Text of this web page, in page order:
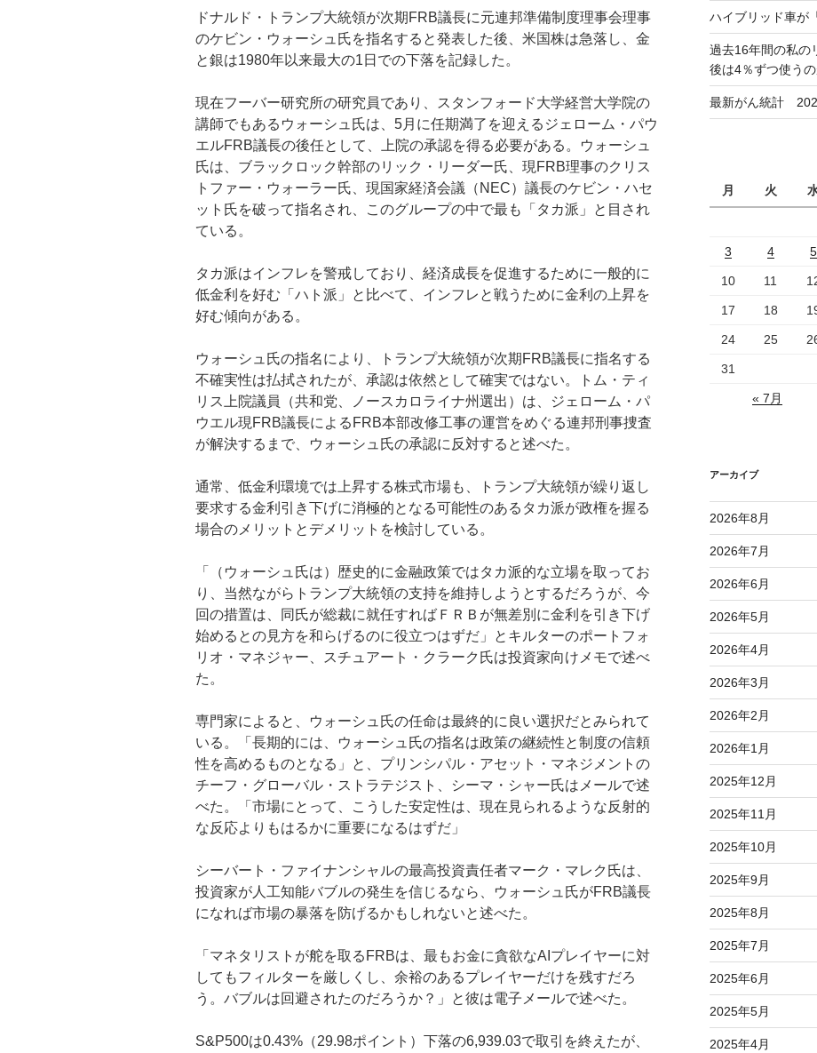
ドナルド・トランプ大統領が次期FRB議長に元連邦準備制度理事会理事
のケビン・ウォーシュ氏を指名すると発表した後、米国株は急落し、金
と銀は1980年以来最大の1日での下落を記録した。
現在フーバー研究所の研究員であり、スタンフォード大学経営大学院の
講師でもあるウォーシュ氏は、5月に任期満了を迎えるジェローム・パウ
エルFRB議長の後任として、上院の承認を得る必要がある。ウォーシュ
氏は、ブラックロック幹部のリック・リーダー氏、現FRB理事のクリス
トファー・ウォーラー氏、現国家経済会議（NEC）議長のケビン・ハセ
ット氏を破って指名され、このグループの中で最も「タカ派」と目され
ている。
タカ派はインフレを警戒しており、経済成長を促進するために一般的に
低金利を好む「ハト派」と比べて、インフレと戦うために金利の上昇を
好む傾向がある。
ウォーシュ氏の指名により、トランプ大統領が次期FRB議長に指名する
不確実性は払拭されたが、承認は依然として確実ではない。トム・ティ
リス上院議員（共和党、ノースカロライナ州選出）は、ジェローム・パ
ウエル現FRB議長によるFRB本部改修工事の運営をめぐる連邦刑事捜査
が解決するまで、ウォーシュ氏の承認に反対すると述べた。
通常、低金利環境では上昇する株式市場も、トランプ大統領が繰り返し
要求する金利引き下げに消極的となる可能性のあるタカ派が政権を握る
場合のメリットとデメリットを検討している。
「（ウォーシュ氏は）歴史的に金融政策ではタカ派的な立場を取ってお
り、当然ながらトランプ大統領の支持を維持しようとするだろうが、今
回の措置は、同氏が総裁に就任すればＦＲＢが無差別に金利を引き下げ
始めるとの見方を和らげるのに役立つはずだ」とキルターのポートフォ
リオ・マネジャー、スチュアート・クラーク氏は投資家向けメモで述べ
た。
専門家によると、ウォーシュ氏の任命は最終的に良い選択だとみられて
いる。「長期的には、ウォーシュ氏の指名は政策の継続性と制度の信頼
性を高めるものとなる」と、プリンシパル・アセット・マネジメントの
チーフ・グローバル・ストラテジスト、シーマ・シャー氏はメールで述
べた。「市場にとって、こうした安定性は、現在見られるような反射的
な反応よりもはるかに重要になるはずだ」
シーバート・ファイナンシャルの最高投資責任者マーク・マレク氏は、
投資家が人工知能バブルの発生を信じるなら、ウォーシュ氏がFRB議長
になれば市場の暴落を防げるかもしれないと述べた。
「マネタリストが舵を取るFRBは、最もお金に貪欲なAIプレイヤーに対
してもフィルターを厳しくし、余裕のあるプレイヤーだけを残すだろ
う。バブルは回避されたのだろうか？」と彼は電子メールで述べた。
S&P500は0.43%（29.98ポイント）下落の6,939.03で取引を終えたが、
ハイブリッド車が
過去16年間の私
後は4％ずつ使う
最新がん統計
月
火
3 4 5
10 11
17 18
24 25
31
« 7月
アーカイブ
2026年8月
2026年7月
2026年6月
2026年5月
2026年4月
2026年3月
2026年2月
2026年1月
2025年12月
2025年11月
2025年10月
2025年9月
2025年8月
2025年7月
2025年6月
2025年5月
2025年4月